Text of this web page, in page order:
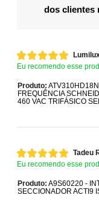
dos clientes
Eu recomendo esse
Produto:
FREQUÊNCIA
460 VAC TRIFÁSICO
Tadeu
Eu recomendo esse
Produto: A9S60220 -
SECCIONADOR ACTI9